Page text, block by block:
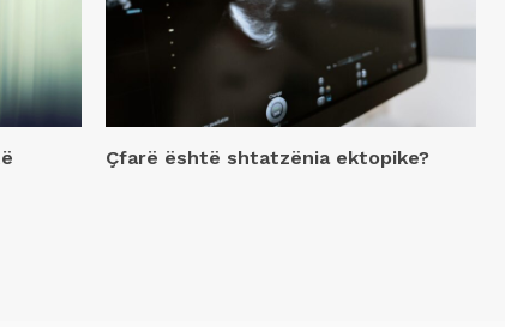
Çfarë është shtatzënia ektopike?